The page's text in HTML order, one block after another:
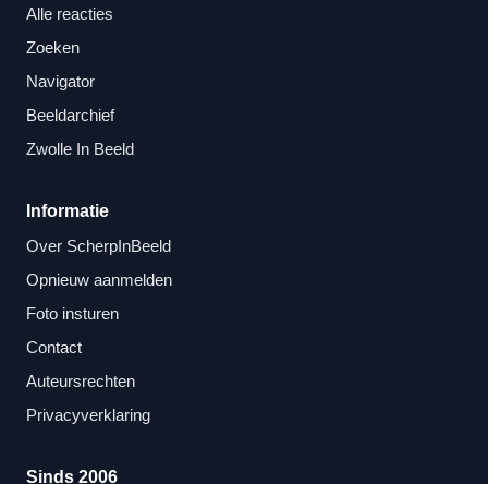
Alle reacties
Zoeken
Navigator
Beeldarchief
Zwolle In Beeld
Informatie
Over ScherpInBeeld
Opnieuw aanmelden
Foto insturen
Contact
Auteursrechten
Privacyverklaring
Sinds 2006